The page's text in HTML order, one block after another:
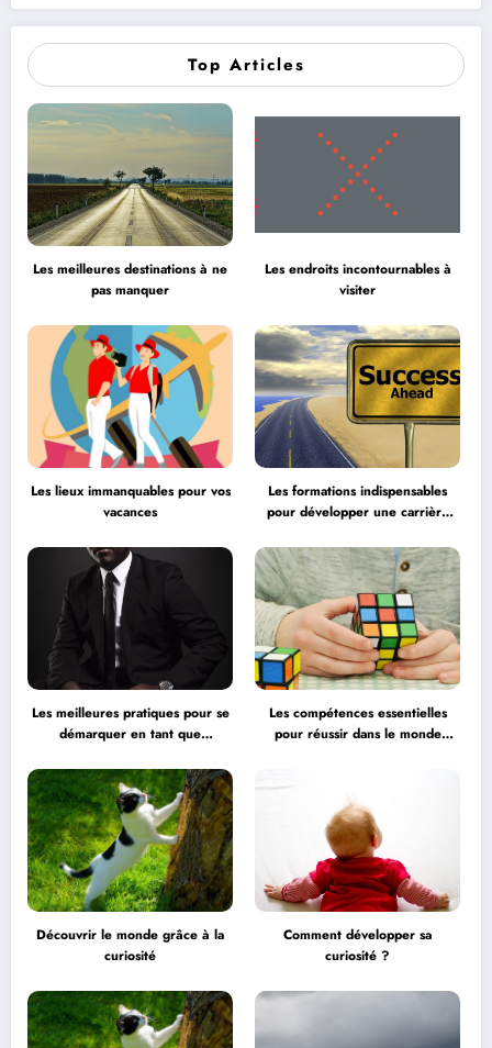
Top Articles
Les meilleures destinations à ne
pas manquer
Les endroits incontournables à
visiter
Les lieux immanquables pour vos
vacances
Les formations indispensables
pour développer une carrière
Les meilleures pratiques pour se
démarquer en tant que
Les compétences essentielles
pour réussir dans le monde
Découvrir le monde grâce à la
curiosité
Comment développer sa
curiosité ?